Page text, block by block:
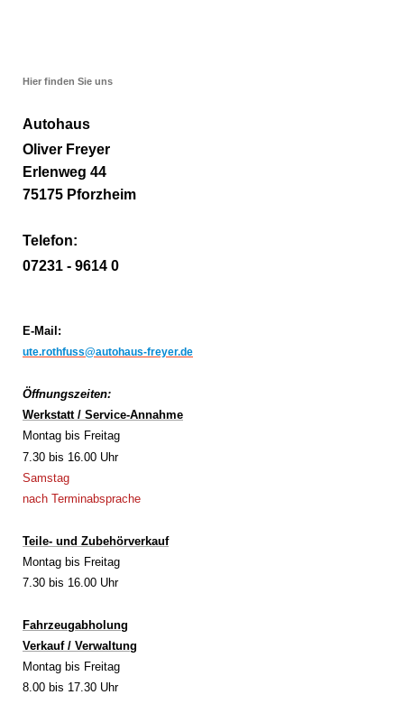
Hier finden Sie uns
Autohaus
Oliver Freyer
Erlenweg 44
75175 Pforzheim
Telefon:
07231 - 9614 0
E-Mail:
ute.rothfuss@autohaus-freyer.de
Öffnungszeiten:
Werkstatt / Service-Annahme
Montag bis Freitag
7.30 bis 16.00 Uhr
Samstag
nach Terminabsprache
Teile- und Zubehörverkauf
Montag bis Freitag
7.30 bis 16.00 Uhr
Fahrzeugabholung
Verkauf / Verwaltung
Montag bis Freitag
8.00 bis 17.30 Uhr